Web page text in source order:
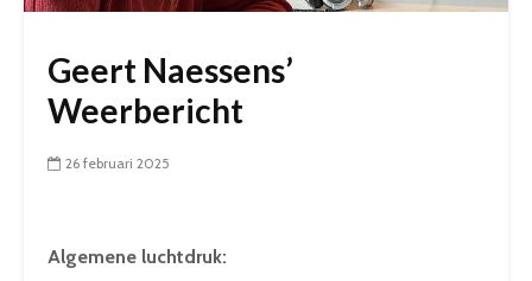
Geert Naessens’
Weerbericht
26 februari 2025
Algemene luchtdruk: